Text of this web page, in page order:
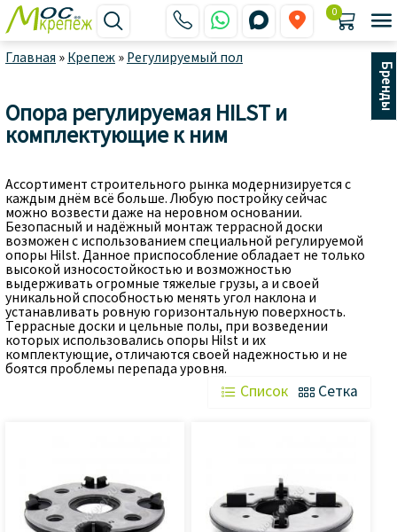
    
0 
Главная » Крепеж » Регулируемый пол
Бренды
Опора регулируемая HILST и
комплектующие к ним
Ассортимент строительного рынка модернизируется с
каждым днём всё больше. Любую постройку сейчас
можно возвести даже на неровном основании.
Безопасный и надёжный монтаж террасной доски
возможен с использованием специальной регулируемой
опоры Hilst. Данное приспособление обладает не только
высокой износостойкостью и возможностью
выдерживать огромные тяжелые грузы, а и своей
уникальной способностью менять угол наклона и
устанавливать ровную горизонтальную поверхность.
Террасные доски и цельные полы, при возведении
которых использовались опоры Hilst и их
комплектующие, отличаются своей надежностью и не
боятся проблемы перепада уровня.
 Список  Сетка